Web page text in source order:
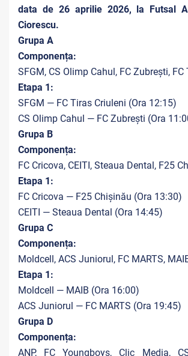
data de 26 aprilie 2026, la Futsal
Ciorescu.
Grupa A
Componența:
SFGM, CS Olimp Cahul, FC Zubrești,
Etapa 1:
SFGM — FC Tiras Criuleni (Ora 12:15)
CS Olimp Cahul — FC Zubrești (Ora
Grupa B
Componența:
FC Cricova, CEITI, Steaua Dental, F25
Etapa 1:
FC Cricova — F25 Chișinău (Ora 13:30)
CEITI — Steaua Dental (Ora 14:45)
Grupa C
Componența:
Moldcell, ACS Juniorul, FC MARTS,
Etapa 1:
Moldcell — MAIB (Ora 16:00)
ACS Juniorul — FC MARTS (Ora 19:45)
Grupa D
Componența:
ANP, FC Youngboys, Clic Media,